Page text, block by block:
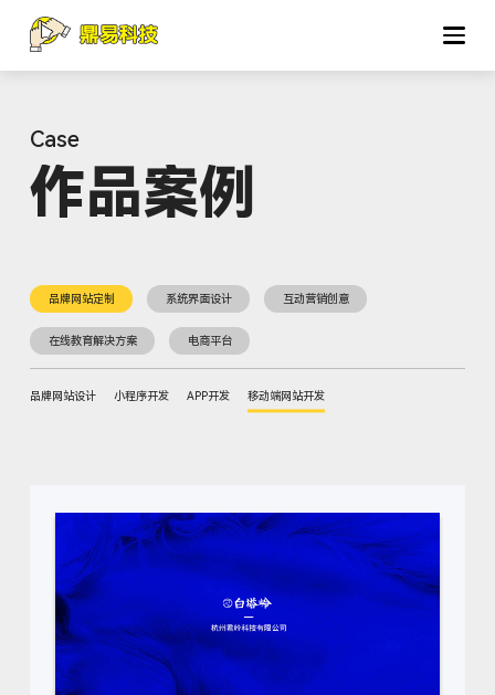
作品案例
品牌网站定制 系统界面设计 互动营销创意
在线教育解决方案 电商平台
品牌网站设计 小程序开发 APP开发 移动端网站开发